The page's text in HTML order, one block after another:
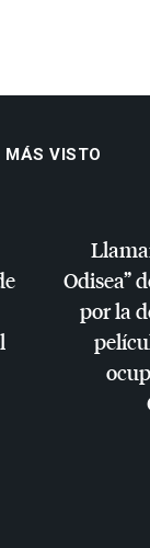
MÁS VISTO
Odisea”
por la